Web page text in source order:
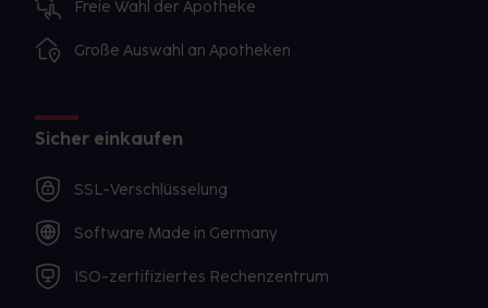
Freie Wahl der Apotheke
Große Auswahl an Apotheken
Sicher einkaufen
SSL-Verschlüsselung
Software Made in Germany
ISO-zertifiziertes Rechenzentrum